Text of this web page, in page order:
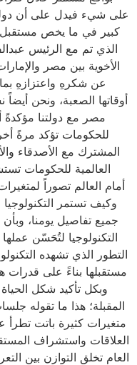
على شيء فيدل على أن
كبير في ما يخص مستقبل
الذي تم مع الرئيس
الأخوية بين مصر
عن شكرهِ واعتزازهِ
أوقاتها الصعبة، ونحن
مصر مع دولتنا مؤكدةً
للحكومات تؤكد مرةً
المشترك مع الأصدقاء
العالمية للحكومات
أمام العالم تصوراً
وكيف تستمر
جميع تفاصيل يومنا،
التكنولوجيا لتُحَسّن
التطور الذي تشهده
مستقبلها بناءً على قدرات
وبكل تأكيد شكل
المقبلة؛ هذا ما تقوله
متغيرات كثيرة باتت تطرأ
العلاقات واستشراف
العام تخلق التوازن بين